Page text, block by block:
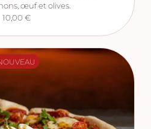
œuf et olives.
10,00 €